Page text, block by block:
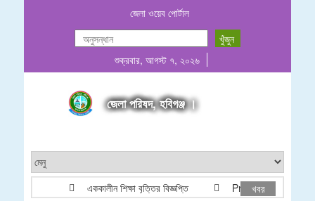
জেলা ওয়েব পোর্টাল
শুক্রবার, আগস্ট ৭, ২০২৬
জেলা পরিষদ, হবিগঞ্জ ।
এককালীন শিক্ষা বৃত্তির বিজ্ঞপ্তি Project list ADP &
খবর